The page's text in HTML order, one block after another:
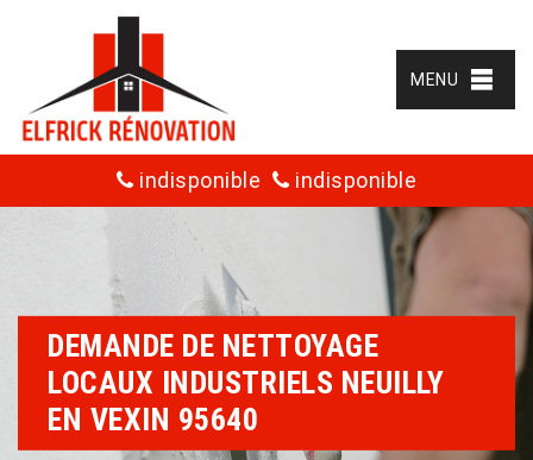
MENU
indisponible indisponible
DEMANDE DE NETTOYAGE
LOCAUX INDUSTRIELS NEUILLY
EN VEXIN 95640